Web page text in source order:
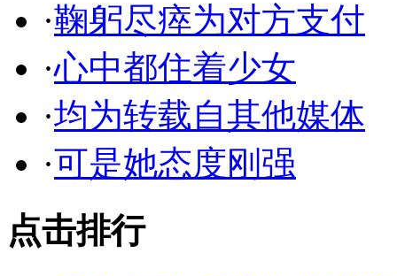
·鞠躬尽瘁为对方支付
·心中都住着少女
·均为转载自其他媒体
·可是她态度刚强
点击排行